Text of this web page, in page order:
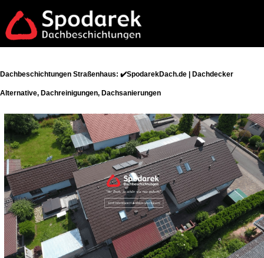
Dachbeschichtungen Straßenhaus: ✔️SpodarekDach.de | Dachdecker
Alternative, Dachreinigungen, Dachsanierungen